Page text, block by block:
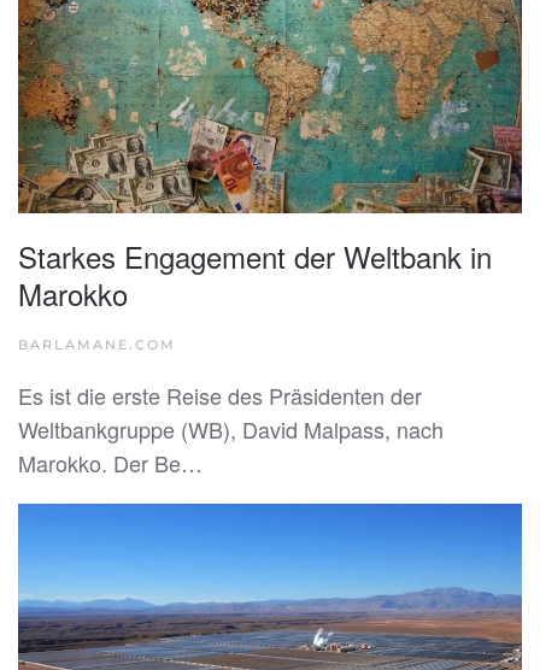
Starkes Engagement der Weltbank in
Marokko
BARLAMANE.COM
Es ist die erste Reise des Präsidenten der
Weltbankgruppe (WB), David Malpass, nach
Marokko. Der Be…